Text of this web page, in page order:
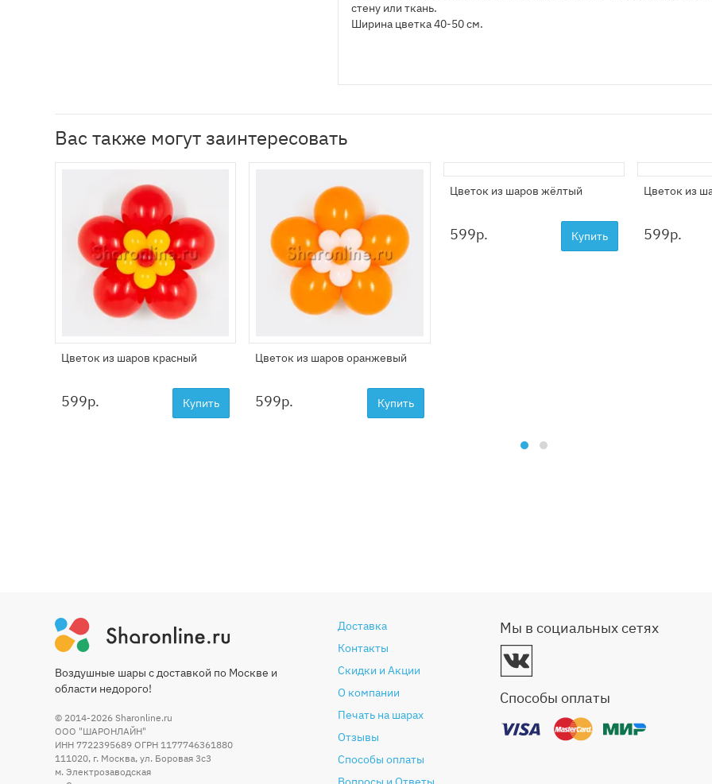
стену или ткань.
Ширина цветка 40-50 см.
Вас также могут заинтересовать
Цветок из шаров красный
599р. Купить
Цветок из шаров оранжевый
599р. Купить
Цветок из шаров жёлтый
599р. Купить
Цветок из
599р.
Воздушные шары с доставкой по Москве и
области недорого!
© 2014-2026 Sharonline.ru
ООО "ШАРОНЛАЙН"
ИНН 7722395689 ОГРН 1177746361880
111020, г. Москва, ул. Боровая 3c3
м. Электрозаводская
Доставка
Контакты
Скидки и Акции
О компании
Печать на шарах
Отзывы
Способы оплаты
Мы в социальных сетях
Способы оплаты